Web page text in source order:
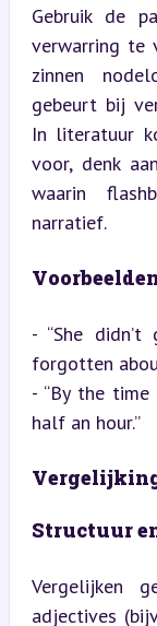
Gebruik de
verwarring te
zinnen
gebeurt bij
In literatuur
voor, denk
waarin
narratief.
- “She
forgotten
- “By the
half an hour.”
Structuur
Vergelijken
adjectives